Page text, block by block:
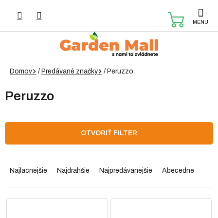
Domov / Predávané značky / Peruzzo
Peruzzo
OTVORIŤ FILTER
a
e
n
Najlacnejšie Najdrahšie Najpredávanejšie Abecedne
V